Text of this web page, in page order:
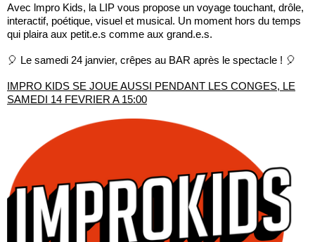
Avec lmpro Kids, la LIP vous propose un voyage touchant, drôle,
interactif, poétique, visuel et musical. Un moment hors du temps
qui plaira aux petit.e.s comme aux grand.e.s.
🎈 Le samedi 24 janvier, crêpes au BAR après le spectacle ! 🎈
IMPRO KIDS SE JOUE AUSSI PENDANT LES CONGES, LE
SAMEDI 14 FEVRIER A 15:00